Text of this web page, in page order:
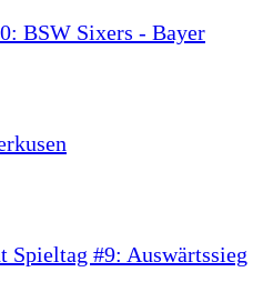
BSW Sixers - Bayer
Spieltag #9: Auswärtssieg